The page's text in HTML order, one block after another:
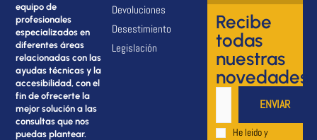
equipo de
profesionales
especializados en
diferentes áreas
relacionadas con las
ayudas técnicas y la
accesibilidad, con el
fin de ofrecerte la
mejor solución a las
consultas que nos
puedas plantear.
Devoluciones
Desestimiento
Legislación
Recibe
todas
nuestras
novedades
He leido y